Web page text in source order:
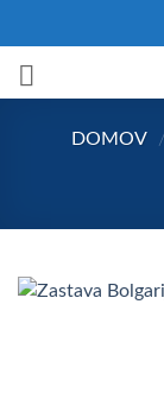
na
vsebino
DOMOV /